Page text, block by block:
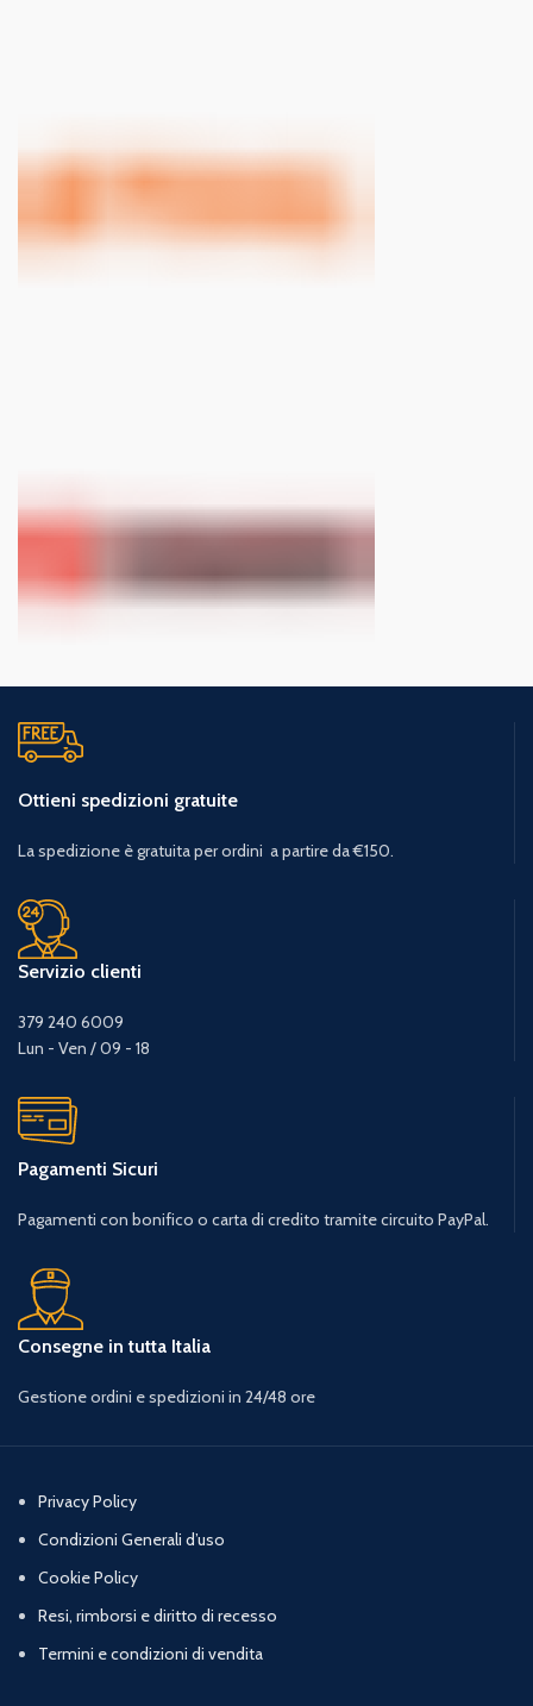
Ottieni spedizioni gratuite
La spedizione è gratuita per ordini a partire da €150.
Servizio clienti
379 240 6009
Lun - Ven / 09 - 18
Pagamenti Sicuri
Pagamenti con bonifico o carta di credito tramite circuito PayPal.
Consegne in tutta Italia
Gestione ordini e spedizioni in 24/48 ore
Privacy Policy
Condizioni Generali d’uso
Cookie Policy
Resi, rimborsi e diritto di recesso
Termini e condizioni di vendita